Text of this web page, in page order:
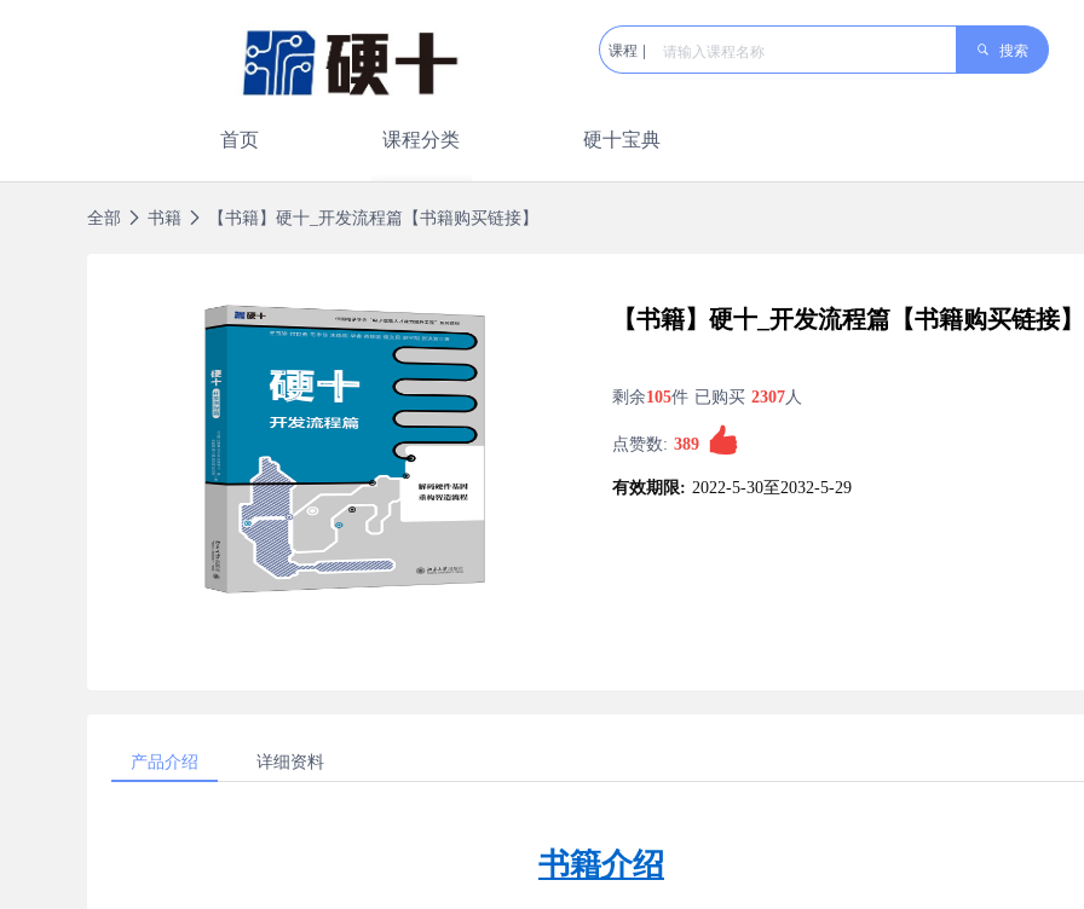
课程 | 搜索
首页 课程分类
硬件开发
物联网开发
卫星导航技术
硬件测试
硬十硬件开发者大会
芯片
硬十宝典
全部 书籍 【书籍】硬十_开发流程篇【书籍购买链接】
【书籍】硬十_开发流程篇【书籍购买链接】
剩余105件 已购买 2307人
点赞数: 389
有效期限: 2022-5-30至2032-5-29
产品介绍 详细资料
书籍介绍